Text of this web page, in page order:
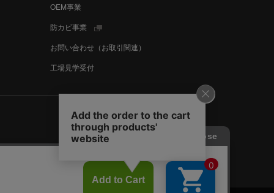
OEM事業
防カビ事業
お問い合わせ（お取引関連）
工場見学受付
Language English 中文